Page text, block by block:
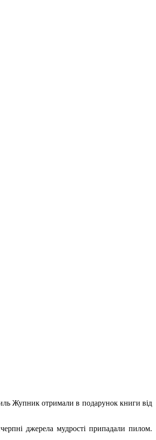
Жупник отримали в подарунок книги від
джерела мудрості припадали пилом.